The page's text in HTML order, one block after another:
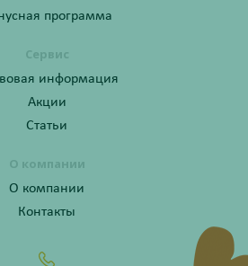
программа
Сервис
информация
Акции
Статьи
О компании
О компании
Контакты